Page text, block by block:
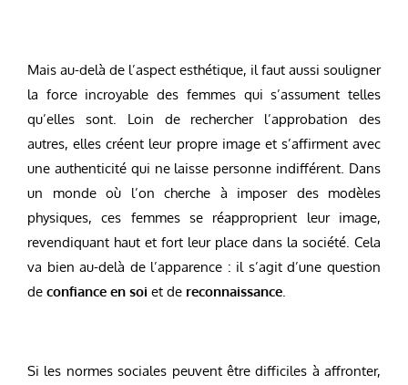
Mais au-delà de l’aspect esthétique, il faut aussi souligner
la force incroyable des femmes qui s’assument telles
qu’elles sont. Loin de rechercher l’approbation des
autres, elles créent leur propre image et s’affirment avec
une authenticité qui ne laisse personne indifférent. Dans
un monde où l’on cherche à imposer des modèles
physiques, ces femmes se réapproprient leur image,
revendiquant haut et fort leur place dans la société. Cela
va bien au-delà de l’apparence : il s’agit d’une question
de confiance en soi et de reconnaissance.
Si les normes sociales peuvent être difficiles à affronter,